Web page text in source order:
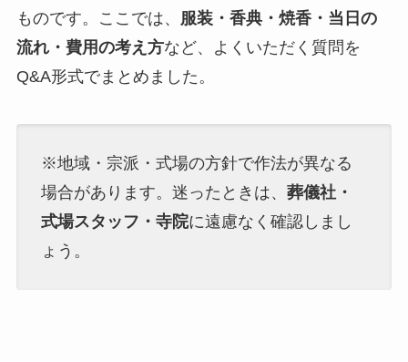
ものです。ここでは、 服装・香典・焼香・当日の
流れ・費用の考え方など、よくいただく質問を
Q&A形式でまとめました。
※地域・宗派・式場の方針で作法が異なる
場合があります。迷ったときは、 葬儀社・
式場スタッフ・寺院に遠慮なく確認しまし
ょう。